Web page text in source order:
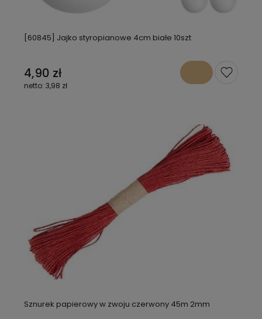
[60845] Jajko styropianowe 4cm białe 10szt
4,90 zł
3,98 zł
Sznurek papierowy w zwoju czerwony 45m 2mm